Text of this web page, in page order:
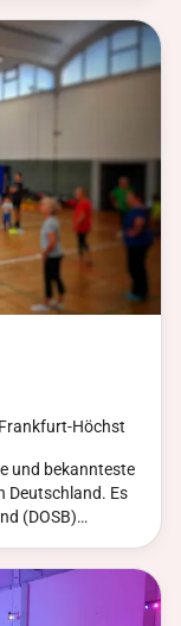
Höchst
Deutschland. Es
(DOSB)
Höchst 1847